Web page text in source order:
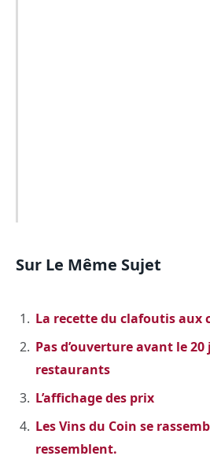
Sur Le Même Sujet
La recette du clafoutis aux
Pas d’ouverture avant le
restaurants
L’affichage des prix
Les Vins du Coin se
ressemblent.